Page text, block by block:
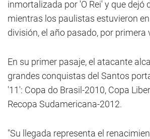
inmortalizada por 'O Rei' y que dejó
mientras los paulistas estuvieron
división, el año pasado, por primera
En su primer pasaje, el atacante
grandes conquistas del Santos
'11': Copa do Brasil-2010, Copa
Recopa Sudamericana-2012.
"Su llegada representa el